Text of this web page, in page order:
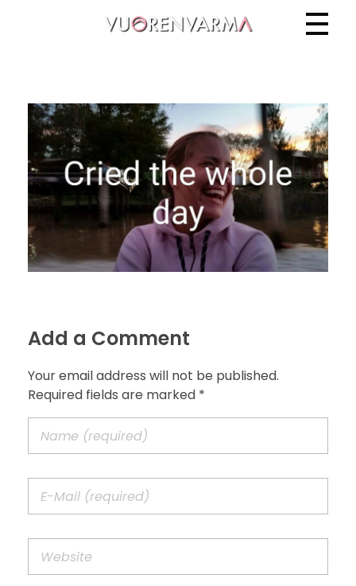
Add a Comment
Your email address will not be published.
Required fields are marked *